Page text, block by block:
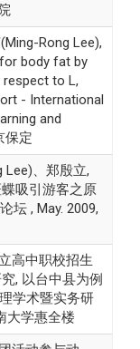
Rong Lee),
body fat by
to L,
- International
and
保定
Lee)、郑殷立,
吸引游客之原
坛 , May. 2009,
高中职校招生
, 以台中县为例
学术暨实务研
大学惠全楼